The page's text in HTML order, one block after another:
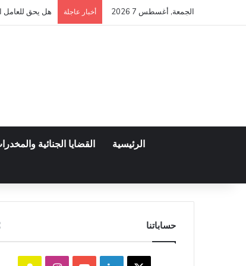
الجمعة, أغسطس 7 2026 أخبار عاجلة هل يحق للعامل
الرئيسية القضايا الجنائية
حساباتنا